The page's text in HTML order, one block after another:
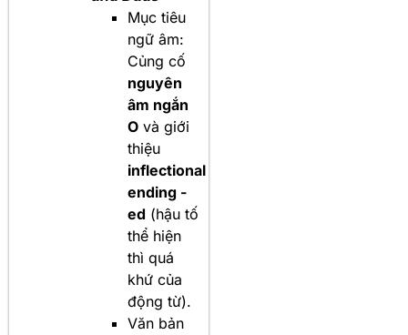
Mục tiêu
ngữ âm:
Củng cố
nguyên
âm ngắn
O và giới
thiệu
inflectional
ending -
ed (hậu tố
thể hiện
thì quá
khứ của
động từ).
Văn bản